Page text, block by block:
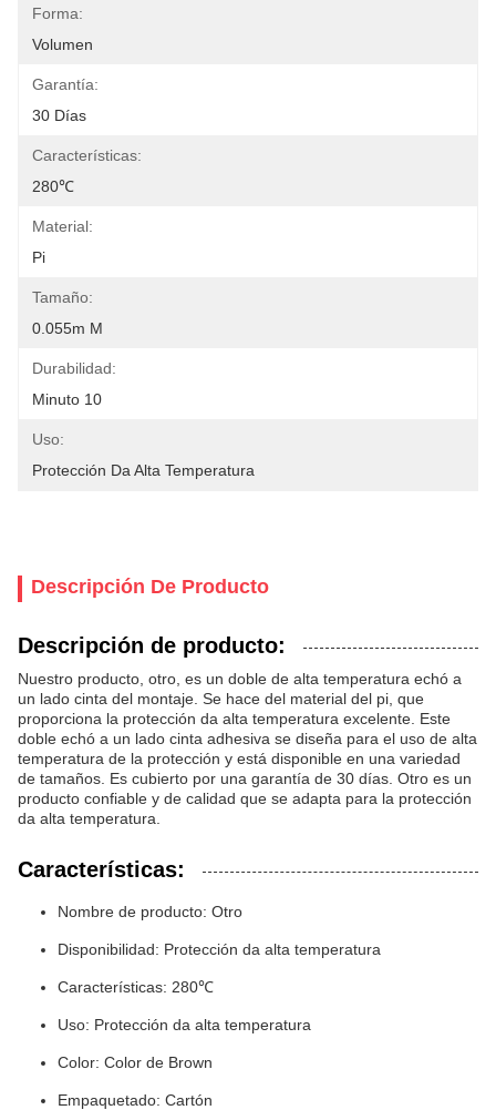
Forma:
Volumen
Garantía:
30 Días
Características:
280℃
Material:
Pi
Tamaño:
0.055m M
Durabilidad:
Minuto 10
Uso:
Protección Da Alta Temperatura
Descripción De Producto
Descripción de producto:
Nuestro producto, otro, es un doble de alta temperatura echó a
un lado cinta del montaje. Se hace del material del pi, que
proporciona la protección da alta temperatura excelente. Este
doble echó a un lado cinta adhesiva se diseña para el uso de alta
temperatura de la protección y está disponible en una variedad
de tamaños. Es cubierto por una garantía de 30 días. Otro es un
producto confiable y de calidad que se adapta para la protección
da alta temperatura.
Características:
Nombre de producto: Otro
Disponibilidad: Protección da alta temperatura
Características: 280℃
Uso: Protección da alta temperatura
Color: Color de Brown
Empaquetado: Cartón